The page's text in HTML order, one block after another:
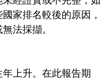
家排名較後的原因，
法採擷。
上升。在此報告期